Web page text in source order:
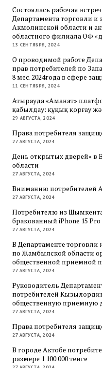
Состоялась рабочая
Департамента торговли
Акмолинской области и
областного филиала ОФ
13 СЕНТЯБРЯ, 2024
О проводимой работе
прав потребителей по
8 мес. 2024года в сфере
11 СЕНТЯБРЯ, 2024
Атырауда «Аманат»
қабылдау: құқық қорғау
29 АВГУСТА, 2024
Права потребителя
27 АВГУСТА, 2024
День открытых дверей» в
области
27 АВГУСТА, 2024
Вниманию потребителей
27 АВГУСТА, 2024
Потребителю из
бракованный iPhone 15
27 АВГУСТА, 2024
В Департаменте торговли
по Жамбылской области
общественной приемной
27 АВГУСТА, 2024
Руководитель
потребителей
общественную приемную
27 АВГУСТА, 2024
Права потребителя
27 АВГУСТА, 2024
В городе Актобе
размере 1 100 000 тенге